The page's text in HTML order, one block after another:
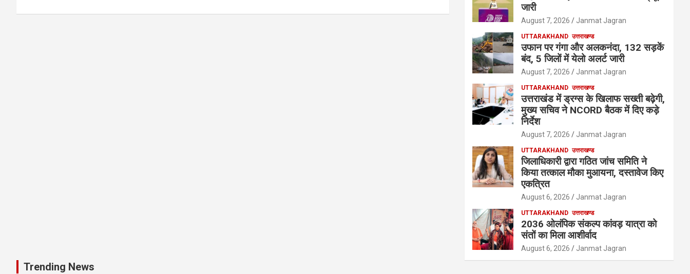
जारी
August 7, 2026 Janmat Jagran
UTTARAKHAND उत्तराखण्ड
उफान पर गंगा और अलकनंदा, 132 सड़कें
बंद, 5 जिलों में येलो अलर्ट जारी
August 7, 2026 Janmat Jagran
UTTARAKHAND उत्तराखण्ड
उत्तराखंड में ड्रग्स के खिलाफ सख्ती बढ़ेगी,
मुख्य सचिव ने NCORD बैठक में दिए कड़े
निर्देश
August 7, 2026 Janmat Jagran
UTTARAKHAND उत्तराखण्ड
जिलाधिकारी द्वारा गठित जांच समिति ने
किया तत्काल मौका मुआयना, दस्तावेज किए
एकत्रित
August 6, 2026 Janmat Jagran
UTTARAKHAND उत्तराखण्ड
2036 ओलंपिक संकल्प कांवड़ यात्रा को
संतों का मिला आशीर्वाद
August 6, 2026 Janmat Jagran
Trending News